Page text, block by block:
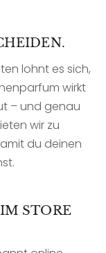
lohnt es sich,
wirkt
– und genau
wir zu
du deinen
STORE